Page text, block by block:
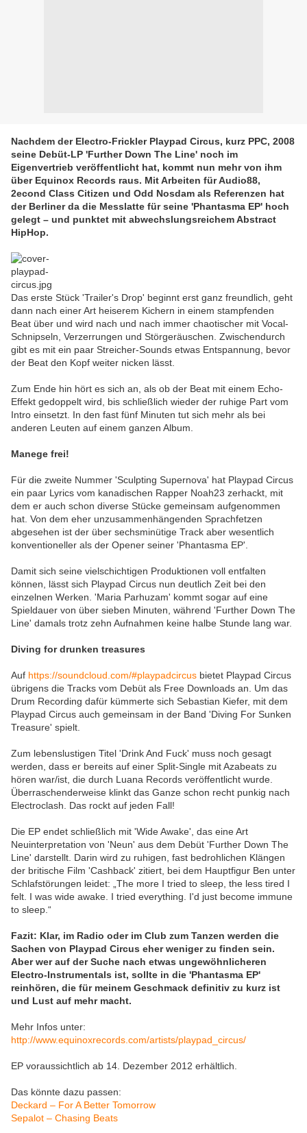
Nachdem der Electro-Frickler Playpad Circus, kurz PPC, 2008
seine Debüt-LP 'Further Down The Line' noch im
Eigenvertrieb veröffentlicht hat, kommt nun mehr von ihm
über Equinox Records raus. Mit Arbeiten für Audio88,
2econd Class Citizen und Odd Nosdam als Referenzen hat
der Berliner da die Messlatte für seine 'Phantasma EP' hoch
gelegt – und punktet mit abwechslungsreichem Abstract
HipHop.
Das erste Stück 'Trailer's Drop' beginnt erst ganz freundlich, geht
dann nach einer Art heiserem Kichern in einem stampfenden
Beat über und wird nach und nach immer chaotischer mit Vocal-
Schnipseln, Verzerrungen und Störgeräuschen. Zwischendurch
gibt es mit ein paar Streicher-Sounds etwas Entspannung, bevor
der Beat den Kopf weiter nicken lässt.
Zum Ende hin hört es sich an, als ob der Beat mit einem Echo-
Effekt gedoppelt wird, bis schließlich wieder der ruhige Part vom
Intro einsetzt. In den fast fünf Minuten tut sich mehr als bei
anderen Leuten auf einem ganzen Album.
Manege frei!
Für die zweite Nummer 'Sculpting Supernova' hat Playpad Circus
ein paar Lyrics vom kanadischen Rapper Noah23 zerhackt, mit
dem er auch schon diverse Stücke gemeinsam aufgenommen
hat. Von dem eher unzusammenhängenden Sprachfetzen
abgesehen ist der über sechsminütige Track aber wesentlich
konventioneller als der Opener seiner 'Phantasma EP'.
Damit sich seine vielschichtigen Produktionen voll entfalten
können, lässt sich Playpad Circus nun deutlich Zeit bei den
einzelnen Werken. 'Maria Parhuzam' kommt sogar auf eine
Spieldauer von über sieben Minuten, während 'Further Down The
Line' damals trotz zehn Aufnahmen keine halbe Stunde lang war.
Diving for drunken treasures
Auf https://soundcloud.com/#playpadcircus bietet Playpad Circus
übrigens die Tracks vom Debüt als Free Downloads an. Um das
Drum Recording dafür kümmerte sich Sebastian Kiefer, mit dem
Playpad Circus auch gemeinsam in der Band 'Diving For Sunken
Treasure' spielt.
Zum lebenslustigen Titel 'Drink And Fuck' muss noch gesagt
werden, dass er bereits auf einer Split-Single mit Azabeats zu
hören war/ist, die durch Luana Records veröffentlicht wurde.
Überraschenderweise klinkt das Ganze schon recht punkig nach
Electroclash. Das rockt auf jeden Fall!
Die EP endet schließlich mit 'Wide Awake', das eine Art
Neuinterpretation von 'Neun' aus dem Debüt 'Further Down The
Line' darstellt. Darin wird zu ruhigen, fast bedrohlichen Klängen
der britische Film 'Cashback' zitiert, bei dem Hauptfigur Ben unter
Schlafstörungen leidet:
„The more I tried to sleep, the less tired I
felt. I was wide awake. I tried everything. I'd just become immune
to sleep.“
Fazit: Klar, im Radio oder im Club zum Tanzen werden die
Sachen von Playpad Circus eher weniger zu finden sein.
Aber wer auf der Suche nach etwas ungewöhnlicheren
Electro-Instrumentals ist, sollte in die 'Phantasma EP'
reinhören, die für meinem Geschmack definitiv zu kurz ist
und Lust auf mehr macht.
Mehr Infos unter:
http://www.equinoxrecords.com/artists/playpad_circus/
EP voraussichtlich ab 14. Dezember 2012 erhältlich.
Das könnte dazu passen:
Deckard – For A Better Tomorrow
Sepalot – Chasing Beats